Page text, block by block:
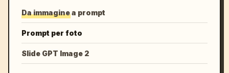
Da immagine a prompt
Prompt per foto
Slide GPT Image 2